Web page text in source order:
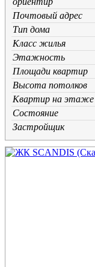
Почтовый адрес
Тип дома
Класс жилья
Этажность
Площади квартир
Высота потолков
Квартир на этаже
Состояние
Застройщик